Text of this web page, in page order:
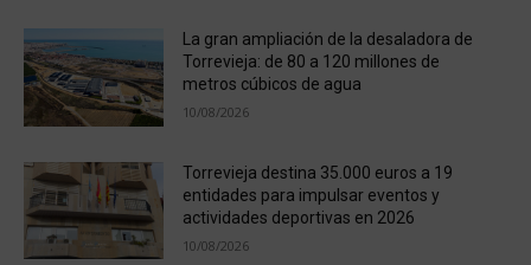
La gran ampliación de la desaladora de
Torrevieja: de 80 a 120 millones de
metros cúbicos de agua
10/08/2026
Torrevieja destina 35.000 euros a 19
entidades para impulsar eventos y
actividades deportivas en 2026
10/08/2026